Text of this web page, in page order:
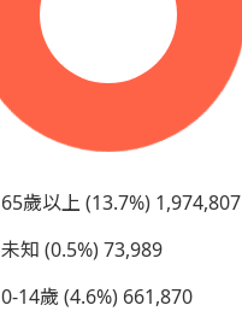
65歲以上 (13.7%) 1,974,807
未知 (0.5%) 73,989
0-14歲 (4.6%) 661,870